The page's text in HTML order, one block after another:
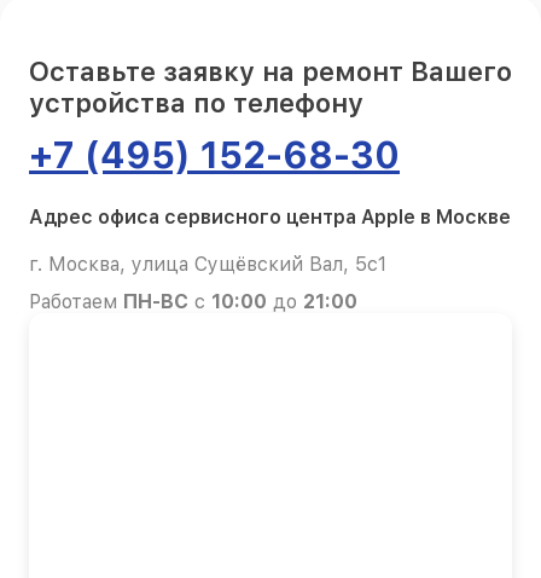
Оставьте заявку на ремонт Вашего
устройства по телефону
+7 (495) 152-68-30
Адрес офиса сервисного центра Apple в Москве
г. Москва, улица Сущёвский Вал, 5с1
Работаем ПН-ВС с 10:00 до 21:00